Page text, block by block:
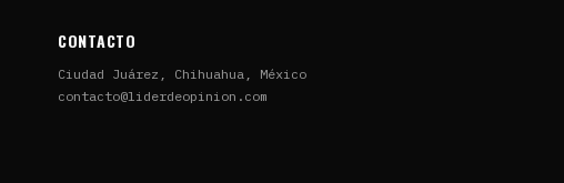
CONTACTO
Ciudad Juárez, Chihuahua, México
contacto@liderdeopinion.com